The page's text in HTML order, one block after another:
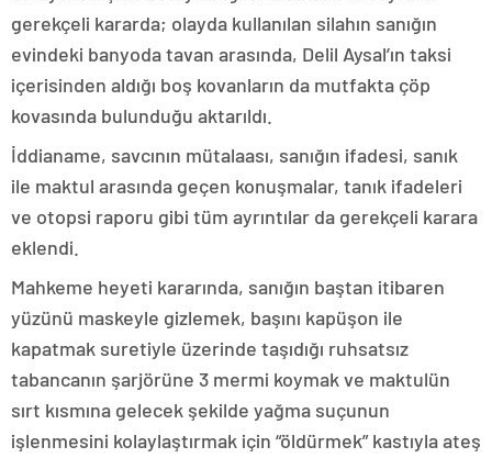
gerekçeli kararda; olayda kullanılan silahın sanığın
evindeki banyoda tavan arasında, Delil Aysal’ın taksi
içerisinden aldığı boş kovanların da mutfakta çöp
kovasında bulunduğu aktarıldı.
İddianame, savcının mütalaası, sanığın ifadesi, sanık
ile maktul arasında geçen konuşmalar, tanık ifadeleri
ve otopsi raporu gibi tüm ayrıntılar da gerekçeli karara
eklendi.
Mahkeme heyeti kararında, sanığın baştan itibaren
yüzünü maskeyle gizlemek, başını kapüşon ile
kapatmak suretiyle üzerinde taşıdığı ruhsatsız
tabancanın şarjörüne 3 mermi koymak ve maktulün
sırt kısmına gelecek şekilde yağma suçunun
işlenmesini kolaylaştırmak için “öldürmek” kastıyla ateş